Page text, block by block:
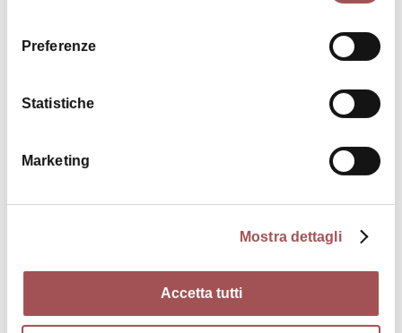
Preferenze
Statistiche
Marketing
Mostra dettagli
Accetta tutti
Immagini